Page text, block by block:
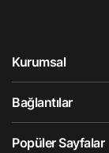
Kurumsal
Bağlantılar
Popüler Sayfalar